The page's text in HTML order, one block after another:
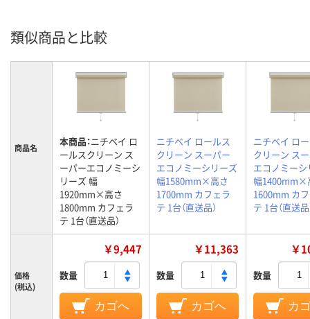
類似商品と比較
商品名 本商品：ニチベイ ロ
ールスクリーン ス
ーパーエコノミーシ
リーズ 幅
1920mm×高さ
1800mm カフェラ
テ 1台（直送品）
ニチベイ ロールス
クリーン スーパー
エコノミーシリーズ
幅1580mm×高さ
1700mm カフェラ
テ 1台（直送品）
ニチベイ ロ
クリーン ス
エコノミー
幅1400mm×
1600mm カ
テ 1台（直送品
価格
(税込)
￥9,447
数量
カゴへ
￥11,363
数量
カゴへ
￥
数量
カ